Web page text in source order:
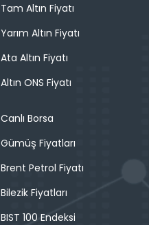
Tam Altın Fiyatı
Yarım Altın Fiyatı
Ata Altın Fiyatı
Altın ONS Fiyatı
Canlı Borsa
Gümüş Fiyatları
Brent Petrol Fiyatı
Bilezik Fiyatları
BIST 100 Endeksi